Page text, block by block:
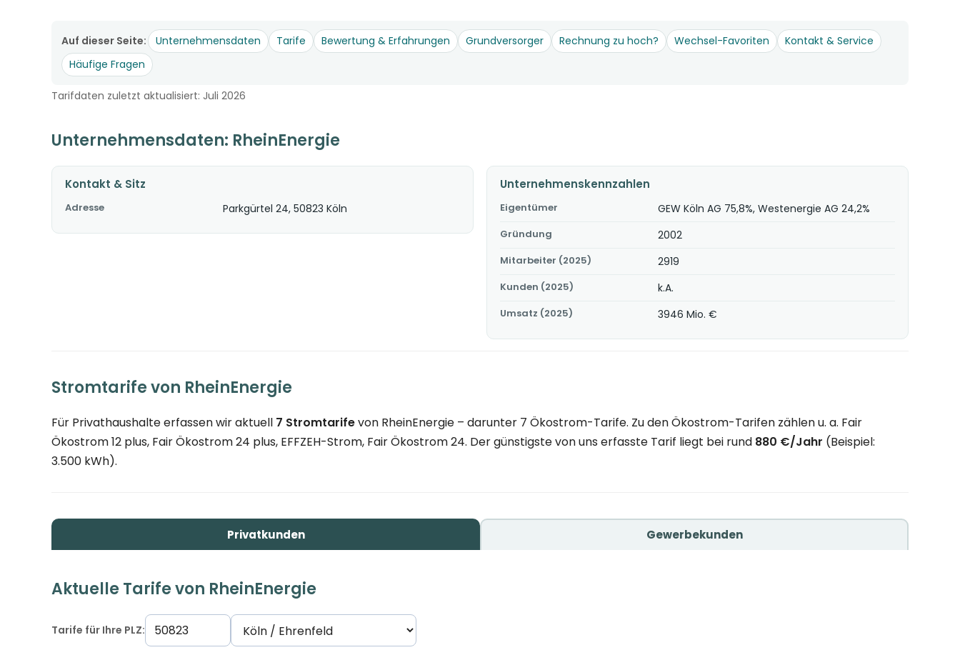
Auf dieser Seite: Unternehmensdaten Tarife Bewertung & Erfahrungen Grundversorger Rechnung zu hoch? Wechsel-Favoriten
Kontakt & Service
Häufige Fragen
Tarifdaten zuletzt aktualisiert: Juli 2026
Unternehmensdaten: RheinEnergie
Kontakt & Sitz
Adresse Parkgürtel 24, 50823 Köln
Unternehmenskennzahlen
Eigentümer GEW Köln AG 75,8%, Westenergie AG 24,2%
Gründung 2002
Mitarbeiter (2025) 2919
Kunden (2025) k.A.
Umsatz (2025) 3946 Mio. €
Stromtarife von RheinEnergie
Für Privathaushalte erfassen wir aktuell 7 Stromtarifevon RheinEnergie – darunter 7 Ökostrom-Tarife. Zu den Ökostrom-Tarifen zählen u. a. Fair
Ökostrom 12 plus, Fair Ökostrom 24 plus, EFFZEH-Strom, Fair Ökostrom 24. Der günstigste von uns erfasste Tarif liegt bei rund 880 €/Jahr (Beispiel:
3.500 kWh).
Privatkunden Gewerbekunden
Aktuelle Tarife von RheinEnergie
Tarife für Ihre PLZ: